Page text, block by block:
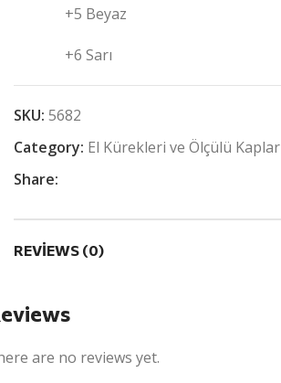
+5 Beyaz
+6 Sarı
SKU: 5682
Category: El Kürekleri ve Ölçülü Kaplar
Share:
REVIEWS (0)
are no reviews yet.